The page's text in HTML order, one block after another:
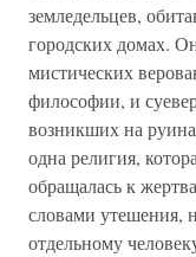
земледельцев,
городских домах.
мистических
философии, и
возникших на
одна религия,
обращалась к
словами утешения,
отдельному